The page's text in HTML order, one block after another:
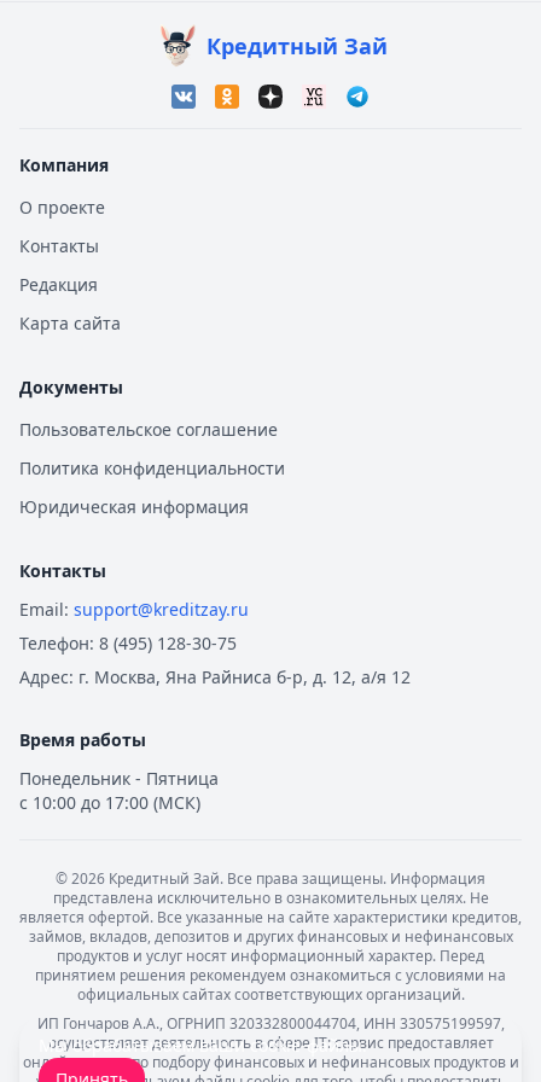
Кредитный Зай
Компания
О проекте
Контакты
Редакция
Карта сайта
Документы
Пользовательское соглашение
Политика конфиденциальности
Юридическая информация
Контакты
Email: support@kreditzay.ru
Телефон: 8 (495) 128-30-75
Адрес: г. Москва, Яна Райниса б-р, д. 12, а/я 12
Время работы
Понедельник - Пятница
с 10:00 до 17:00 (МСК)
©2026 Кредитный Зай. Все права защищены. Информация
представлена исключительно в ознакомительных целях. Не
является офертой. Все указанные на сайте характеристики кредитов,
займов, вкладов, депозитов и других финансовых и нефинансовых
продуктов и услуг носят информационный характер. Перед
принятием решения рекомендуем ознакомиться с условиями на
официальных сайтах соответствующих организаций.
ИП Гончаров А.А., ОГРНИП 320332800044704, ИНН 330575199597,
осуществляет деятельность в сфере IT: сервис предоставляет
онлайн-услуги по подбору финансовых и нефинансовых продуктов и
Мы обрабатываем ваши cookie-файлы.